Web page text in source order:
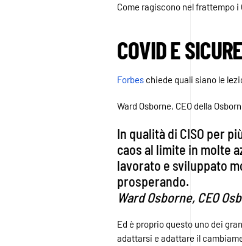
Come ragiscono nel frattempo i
COVID E
Forbes chiede quali siano le
Ward Osborne, CEO della
In qualità di CISO per
caos al limite in molte
lavorato e sviluppato
prosperando.
Ward Osborne, CEO
Ed è proprio questo uno dei
adattarsi e adattare il